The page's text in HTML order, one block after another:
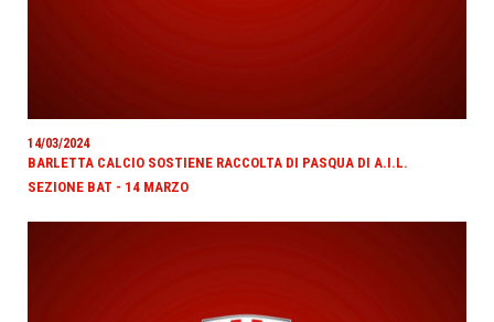
14/03/2024
BARLETTA CALCIO SOSTIENE RACCOLTA DI PASQUA DI A.I.L.
SEZIONE BAT - 14 MARZO